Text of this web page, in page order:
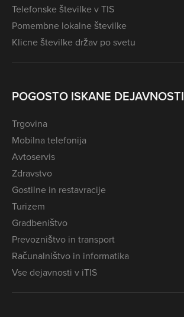
Telefonske številke v TIS
Pomembne lokalne številke
Klicne številke držav po svetu
POGOSTO ISKANE DEJAVNOSTI
Trgovina
Mobilna telefonija
Avtoservis
Zdravstvo
Gostilne in restavracije
Turizem
Gradbeništvo
Prevozništvo in transport
Računalništvo in informatika
Vse dejavnosti v iTIS